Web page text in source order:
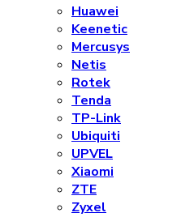
Huawei
Keenetic
Mercusys
Netis
Rotek
Tenda
TP-Link
Ubiquiti
UPVEL
Xiaomi
ZTE
Zyxel